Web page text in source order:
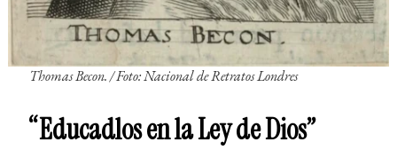
Thomas Becon. /Foto: Nacional de Retratos Londres
“Educadlos en la Ley de Dios”